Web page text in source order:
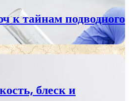
к тайнам подводного
блеск и